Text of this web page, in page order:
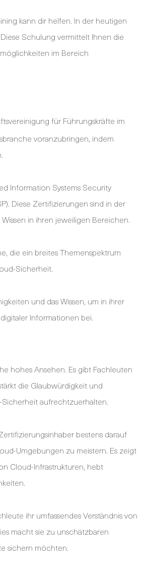
kann dir helfen. In der heutigen
Schulung vermittelt Ihnen die
im Bereich
für Führungskräfte im
voranzubringen, indem
Information Systems Security
Diese Zertifizierungen sind in der
in ihren jeweiligen Bereichen.
die ein breites Themenspektrum
Sicherheit.
und das Wissen, um in ihrer
Informationen bei.
hohes Ansehen. Es gibt Fachleuten
die Glaubwürdigkeit und
aufrechtzuerhalten.
bestens darauf
Umgebungen zu meistern. Es zeigt
Cloud-Infrastrukturen, hebt
ihr umfassendes Verständnis von
macht sie zu unschätzbaren
sichern möchten.